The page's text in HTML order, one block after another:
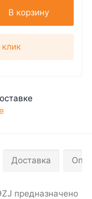
В корзину
Доставка
предназначено